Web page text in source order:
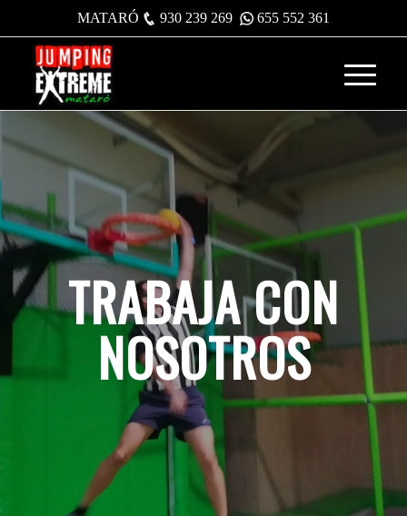
MATARÓ 930 239 269 655 552 361
TRABAJA CON
NOSOTROS